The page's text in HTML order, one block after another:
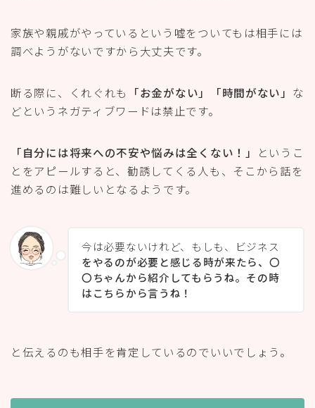
家族や親戚がやっているという嘘をついてもは相手には
調べようがないですから大丈夫です。
断る際に、くれぐれも 「お金がない」「時間がない」 な
どというネガティブワードは禁止です。
「自分には将来への不安や悩みは全くない！」
というこ
とをアピールすると、勧誘してくる人も、そこから話を
進めるのは難しいとなるようです。
今は必要ないけれど、もしも、ビジネス
をやるのが必要と感じる時が来たら、〇
〇ちゃんから紹介してもらうね。その時
はこちらから言うね！
と伝えるのも相手を肯定しているのでいいでしょう。